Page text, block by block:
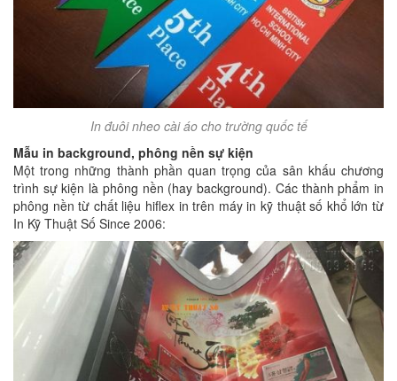
In đuôi nheo cài áo cho trường quốc tế
Mẫu in background, phông nền sự kiện
Một trong những thành phần quan trọng của sân khấu chương
trình sự kiện là phông nền (hay background). Các thành phẩm in
phông nền từ chất liệu hiflex in trên máy in kỹ thuật số khổ lớn từ
In Kỹ Thuật Số Since 2006: